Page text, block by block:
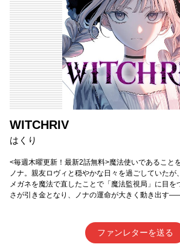
WITCHRIV
はくり
<毎週木曜更新！最新2話無料>魔法使いであること
ノナ。親友ロヴィと穏やかな日々を過ごしていたが
メガネを魔法で直したことで「魔法監視局」に目を
さが引き金となり、ノナの運命が大きく動き出す
ファンレターを送る